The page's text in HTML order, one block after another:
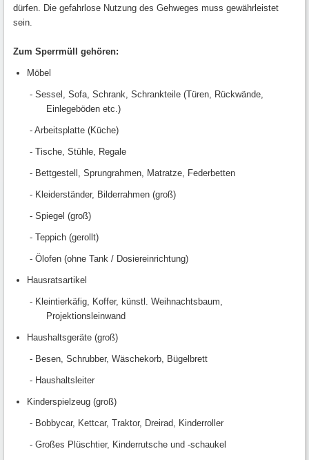
dürfen. Die gefahrlose Nutzung des Gehweges muss gewährleistet
sein.
Zum Sperrmüll gehören:
Möbel
- Sessel, Sofa, Schrank, Schrankteile (Türen, Rückwände,
Einlegeböden etc.)
- Arbeitsplatte (Küche)
- Tische, Stühle, Regale
- Bettgestell, Sprungrahmen, Matratze, Federbetten
- Kleiderständer, Bilderrahmen (groß)
- Spiegel (groß)
- Teppich (gerollt)
- Ölofen (ohne Tank / Dosiereinrichtung)
Hausratsartikel
- Kleintierkäfig, Koffer, künstl. Weihnachtsbaum,
Projektionsleinwand
Haushaltsgeräte (groß)
- Besen, Schrubber, Wäschekorb, Bügelbrett
- Haushaltsleiter
Kinderspielzeug (groß)
- Bobbycar, Kettcar, Traktor, Dreirad, Kinderroller
- Großes Plüschtier, Kinderrutsche und -schaukel